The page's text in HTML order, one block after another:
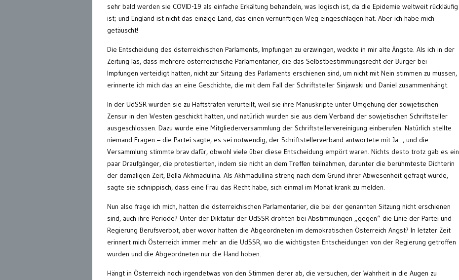
sehr bald werden sie COVID-19 als einfache Erkältung behandeln, was logisch ist, da die Epidemie weltweit rückläufig
ist; und England ist nicht das einzige Land, das einen vernünftigen Weg eingeschlagen hat. Aber ich habe mich
getäuscht!
Die Entscheidung des österreichischen Parlaments, Impfungen zu erzwingen, weckte in mir alte Ängste. Als ich in der
Zeitung las, dass mehrere österreichische Parlamentarier, die das Selbstbestimmungsrecht der Bürger bei
Impfungen verteidigt hatten, nicht zur Sitzung des Parlaments erschienen sind, um nicht mit Nein stimmen zu müssen,
erinnerte ich mich das an eine Geschichte, die mit dem Fall der Schriftsteller Sinjawski und Daniel zusammenhängt.
In der UdSSR wurden sie zu Haftstrafen verurteilt, weil sie ihre Manuskripte unter Umgehung der sowjetischen
Zensur in den Westen geschickt hatten, und natürlich wurden sie aus dem Verband der sowjetischen Schriftsteller
ausgeschlossen. Dazu wurde eine Mitgliederversammlung der Schriftstellervereinigung einberufen. Natürlich stellte
niemand Fragen – die Partei sagte, es sei notwendig, der Schriftstellerverband antwortete mit Ja -, und die
Versammlung stimmte brav dafür, obwohl viele über diese Entscheidung empört waren. Nichts desto trotz gab es ein
paar Draufgänger, die protestierten, indem sie nicht an dem Treffen teilnahmen, darunter die berühmteste Dichterin
der damaligen Zeit, Bella Akhmadulina. Als Akhmadullina streng nach dem Grund ihrer Abwesenheit gefragt wurde,
sagte sie schnippisch, dass eine Frau das Recht habe, sich einmal im Monat krank zu melden.
Nun also frage ich mich, hatten die österreichischen Parlamentarier, die bei der genannten Sitzung nicht erschienen
sind, auch ihre Periode? Unter der Diktatur der UdSSR drohten bei Abstimmungen „gegen“ die Linie der Partei und
Regierung Berufsverbot, aber wovor hatten die Abgeordneten im demokratischen Österreich Angst? In letzter Zeit
erinnert mich Österreich immer mehr an die UdSSR, wo die wichtigsten Entscheidungen von der Regierung getroffen
wurden und die Abgeordneten nur die Hand hoben.
Hängt in Österreich noch irgendetwas von den Stimmen derer ab, die versuchen, der Wahrheit in die Augen zu